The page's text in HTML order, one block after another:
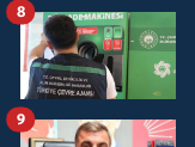
8
9